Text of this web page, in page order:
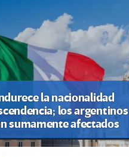
la nacionalidad
los argentinos
sumamente afectados